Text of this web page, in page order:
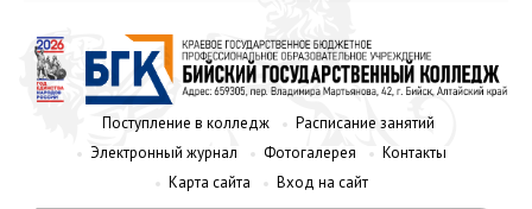
Поступление в колледж
Расписание занятий
Электронный журнал
Фотогалерея
Контакты
Карта сайта
Вход на сайт